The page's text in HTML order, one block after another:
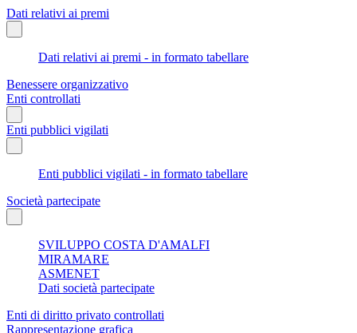
Dati relativi ai premi
Dati relativi ai premi - in formato tabellare
Benessere organizzativo
Enti controllati
Enti pubblici vigilati
Enti pubblici vigilati - in formato tabellare
Società partecipate
SVILUPPO COSTA D'AMALFI
MIRAMARE
ASMENET
Dati società partecipate
Enti di diritto privato controllati
Rappresentazione grafica